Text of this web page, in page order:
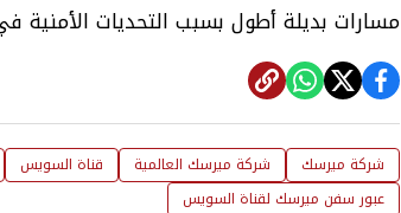
مسارات بديلة أطول بسبب التحديات الأمنية
شركة ميرسك شركة ميرسك العالمية قناة السويس
عبور سفن ميرسك لقناة السويس